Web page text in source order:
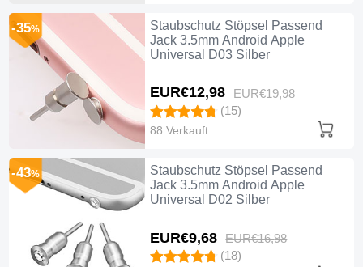
Staubschutz Stöpsel Passend
Jack 3.5mm Android Apple
Universal D03 Silber
EUR€12,98 EUR€19,98
-35%
(15)
88 Verkauft
Staubschutz Stöpsel Passend
Jack 3.5mm Android Apple
Universal D02 Silber
EUR€9,68 EUR€16,98
-43%
(18)